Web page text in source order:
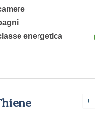
energetica
+